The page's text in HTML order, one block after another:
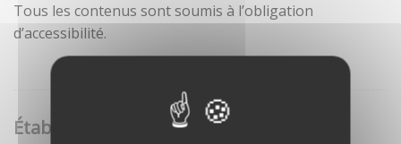
Tous les contenus sont soumis à l’obligation
d’accessibilité.
Établissement de cette déclaration